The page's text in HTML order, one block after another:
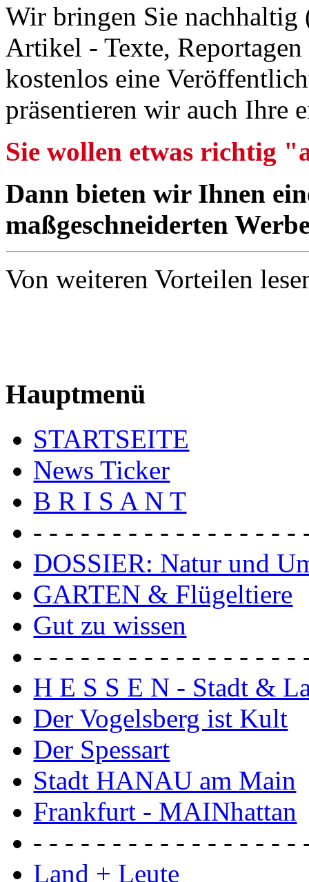
Wir bringen Sie
Artikel - Texte,
kostenlos eine
präsentieren wir auch Ihre
Sie wollen etwas richtig
Dann bieten wir Ihnen
maßgeschneiderten
Von weiteren Vorteilen
Hauptmenü
STARTSEITE
News Ticker
B R I S A N T
- - - - - - - - - - - - - - - - -
DOSSIER: Natur und
GARTEN & Flügeltiere
Gut zu wissen
- - - - - - - - - - - - - - - - -
H E S S E N - Stadt &
Der Vogelsberg ist Kult
Der Spessart
Stadt HANAU am Main
Frankfurt - MAINhattan
- - - - - - - - - - - - - - - - -
Land + Leute